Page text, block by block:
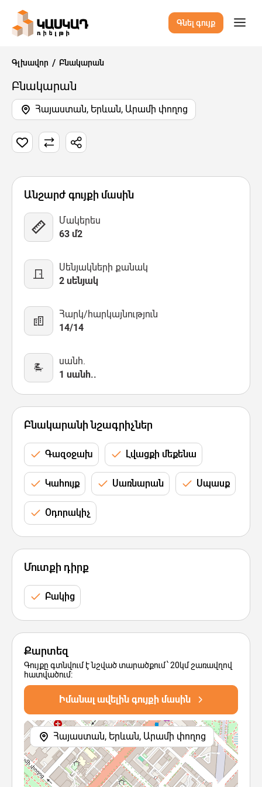
Գնել գույք
Գլխավոր Բնակարան
Բնակարան
Հայաստան, Երևան, Արամի փողոց
5 Նկար Քարտեզ
Անշարժ գույքի մասին
Մակերես
63 մ2
Սենյակների քանակ
2 սենյակ
Հարկ/հարկայնություն
14/14
սանհ.
1 սանհ..
Բնակարանի նշագրիչներ
Գազօջախ Լվացքի մեքենա
Կահույք Սառնարան Սպասք
Օդորակիչ
Մուտքի դիրք
Բակից
Քարտեզ
Գույքը գտնվում է նշված տարածքում՝ 20կմ շառավղով
հատվածում:
Իմանալ ավելին գույքի մասին
Հայաստան, Երևան, Արամի փողոց